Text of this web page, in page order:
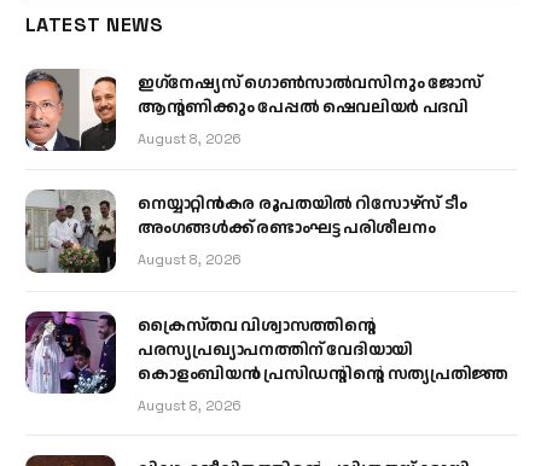
LATEST NEWS
ഇഗ്‌നേഷ്യസ് ഗൊൺസാൽവസിനും ജോസ്
ആന്റണിക്കും പേപ്പൽ ഷെവലിയർ പദവി
August 8, 2026
നെയ്യാറ്റിൻകര രൂപതയിൽ റിസോഴ്സ് ടീം
അംഗങ്ങൾക്ക് രണ്ടാംഘട്ട പരിശീലനം
August 8, 2026
ക്രൈസ്തവ വിശ്വാസത്തിന്റെ
പരസ്യപ്രഖ്യാപനത്തിന് വേദിയായി
കൊളംബിയൻ പ്രസിഡന്റിന്റെ സത്യപ്രതിജ്ഞ
August 8, 2026